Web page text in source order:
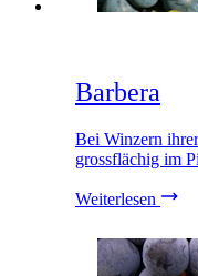
Barbera
Bei Winzern
grossflächig im
Weiterlesen